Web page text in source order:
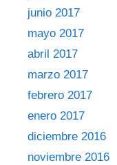
junio 2017
mayo 2017
abril 2017
marzo 2017
febrero 2017
enero 2017
diciembre 2016
noviembre 2016